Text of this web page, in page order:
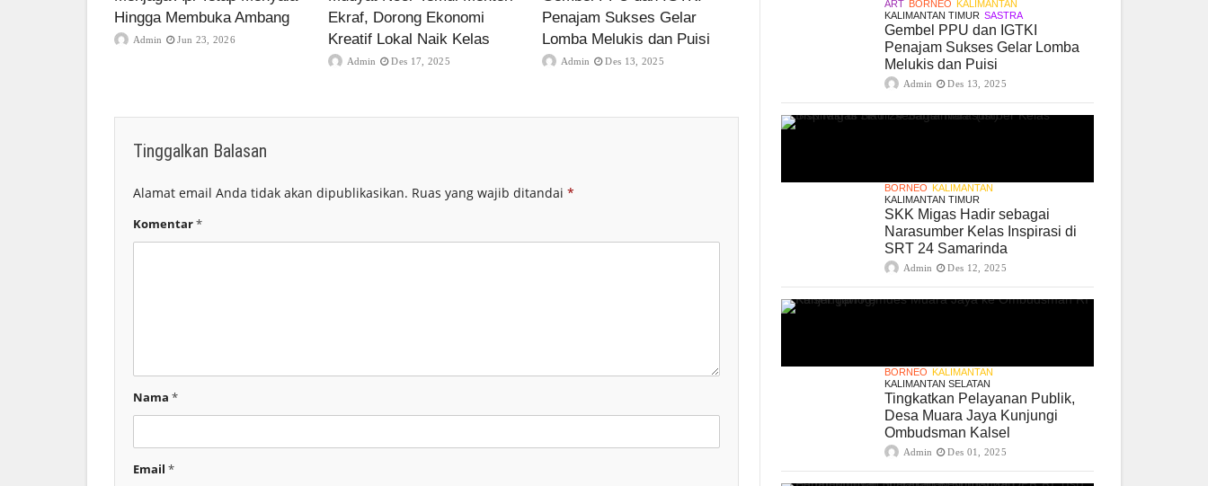
Hingga Membuka Ambang
Admin Jun 23, 2026
Ekraf, Dorong Ekonomi
Kreatif Lokal Naik Kelas
Admin Des 17, 2025
Penajam Sukses Gelar
Lomba Melukis dan Puisi
Admin Des 13, 2025
Tinggalkan Balasan
Alamat email Anda tidak akan dipublikasikan. Ruas yang wajib ditandai *
Komentar*
Nama *
Email *
ART BORNEO KALIMANTAN
KALIMANTAN TIMUR SASTRA
Gembel PPU dan IGTKI
Penajam Sukses Gelar Lomba
Melukis dan Puisi
Admin Des 13, 2025
BORNEO KALIMANTAN
KALIMANTAN TIMUR
SKK Migas Hadir sebagai
Narasumber Kelas Inspirasi di
SRT 24 Samarinda
Admin Des 12, 2025
BORNEO KALIMANTAN
KALIMANTAN SELATAN
Tingkatkan Pelayanan Publik,
Desa Muara Jaya Kunjungi
Ombudsman Kalsel
Admin Des 01, 2025